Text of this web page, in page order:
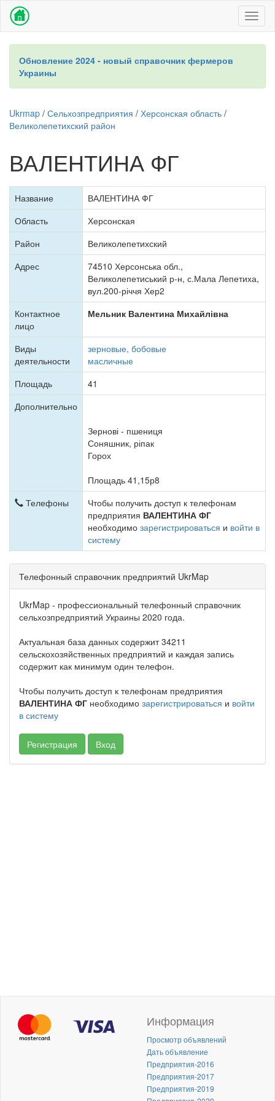
Обновление 2024 - новый справочник фермеров
Украины
Ukrmap / Сельхозпредприятия / Херсонская область /
Великолепетихский район
ВАЛЕНТИНА ФГ
Название
ВАЛЕНТИНА ФГ
Область
Херсонская
Район
Великолепетихский
Адрес
74510 Херсонська обл.,
Великолепетиський р-н, с.Мала Лепетиха,
вул.200-річчя Хер2
Контактное
лицо
Мельник Валентина Михайлівна
Виды
деятельности
зерновые, бобовые
масличные
Площадь
41
Дополнительно
Зернові - пшениця
Соняшник, ріпак
Горох
Площадь 41,15р8
Телефоны
Чтобы получить доступ к телефонам
предприятия ВАЛЕНТИНА ФГ
необходимо зарегистрироваться и войти в
систему
Телефонный справочник предприятий UkrMap
UkrMap - профессиональный телефонный справочник
сельхозпредприятий Украины 2020 года.
Актуальная база данных содержит 34211
сельскохозяйственных предприятий и каждая запись
содержит как минимум один телефон.
Чтобы получить доступ к телефонам предприятия
ВАЛЕНТИНА ФГ необходимо зарегистрироваться и войти
в систему
Регистрация Вход
Информация
Просмотр объявлений
Дать объявление
Предприятия-2016
Предприятия-2017
Предприятия-2019